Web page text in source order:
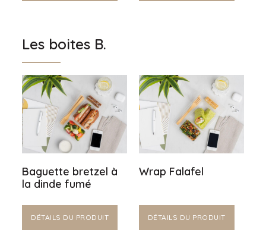
Les boites B.
Baguette bretzel à
la dinde fumé
DÉTAILS DU PRODUIT
Wrap Falafel
DÉTAILS DU PRODUIT